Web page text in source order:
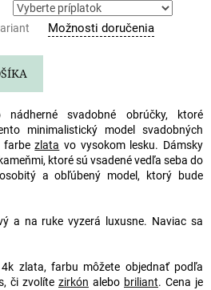
Možnosti doručenia
nádhernésvadobné obrúčky, ktoré
minimalistický model svadobných
farbezlata vo vysokom lesku. Dámsky
ktoré sú vsadené vedľa seba do
a obľúbený model, ktorý bude
a na ruke vyzerá luxusne. Naviac sa
zlata, farbu môžete objednať podľa
či zvolíte zirkón alebo briliant. Cena je